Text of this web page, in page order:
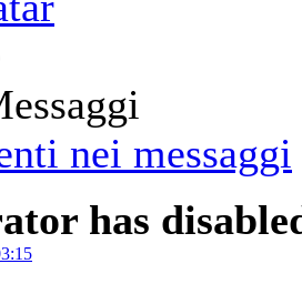
has